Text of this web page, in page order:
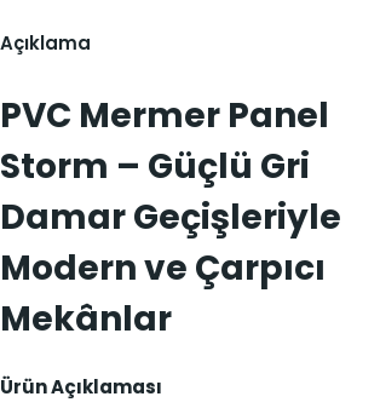
0
.
0
.
a
t
Açıklama
PVC Mermer Panel
Storm – Güçlü Gri
Damar Geçişleriyle
Modern ve Çarpıcı
Mekânlar
Ürün Açıklaması